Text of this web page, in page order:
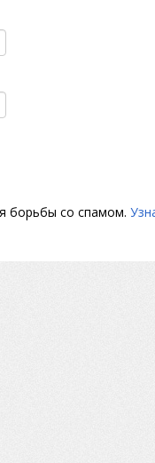
борьбы со спамом.